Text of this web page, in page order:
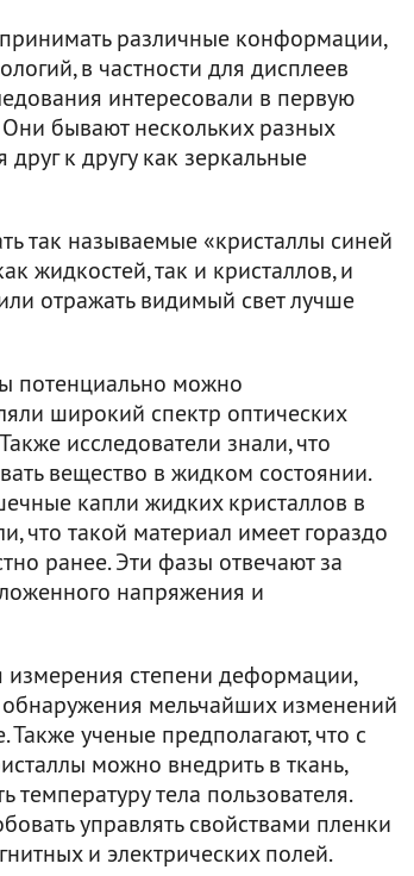
различные конформации,
в частности для дисплеев
интересовали в первую
бывают нескольких разных
к другу как зеркальные
так называемые «кристаллы синей
жидкостей, так и кристаллов, и
отражать видимый свет лучше
потенциально можно
широкий спектр оптических
исследователи знали, что
вещество в жидком состоянии.
капли жидких кристаллов в
что такой материал имеет гораздо
ранее. Эти фазы отвечают за
напряжения и
измерения степени деформации,
мельчайших изменений
ученые предполагают, что с
можно внедрить в ткань,
тела пользователя.
управлять свойствами пленки
и электрических полей.